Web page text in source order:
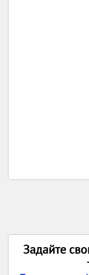
Задайте